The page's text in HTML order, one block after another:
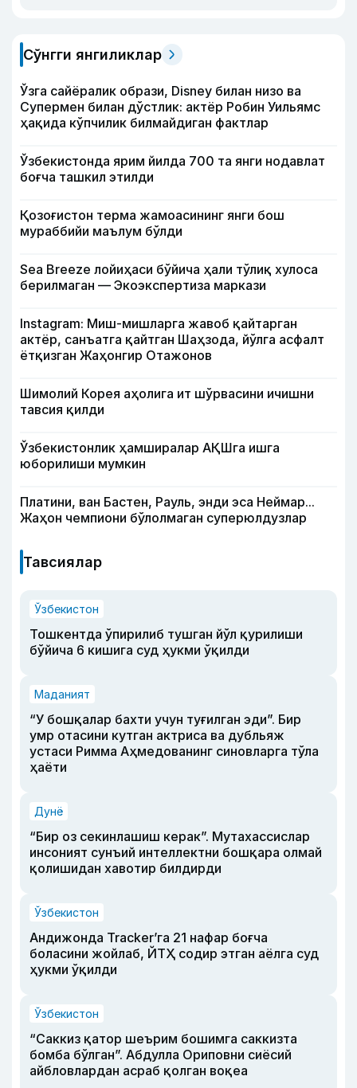
Сўнгги янгиликлар
Ўзга сайёралик образи, Disney билан низо ва
Супермен билан дўстлик: актёр Робин Уильямс
ҳақида кўпчилик билмайдиган фактлар
Ўзбекистонда ярим йилда 700 та янги нодавлат
боғча ташкил этилди
Қозоғистон терма жамоасининг янги бош
мураббийи маълум бўлди
Sea Breeze лойиҳаси бўйича ҳали тўлиқ хулоса
берилмаган — Экоэкспертиза маркази
Instagram: Миш-мишларга жавоб қайтарган
актёр, санъатга қайтган Шаҳзода, йўлга асфалт
ётқизган Жаҳонгир Отажонов
Шимолий Корея аҳолига ит шўрвасини ичишни
тавсия қилди
Ўзбекистонлик ҳамширалар АҚШга ишга
юборилиши мумкин
Платини, ван Бастен, Рауль, энди эса Неймар...
Жаҳон чемпиони бўлолмаган суперюлдузлар
Тавсиялар
Ўзбекистон
Тошкентда ўпирилиб тушган йўл қурилиши
бўйича 6 кишига суд ҳукми ўқилди
Маданият
“У бошқалар бахти учун туғилган эди”. Бир
умр отасини кутган актриса ва дубльяж
устаси Римма Аҳмедованинг синовларга тўла
ҳаёти
Дунё
“Бир оз секинлашиш керак”. Мутахассислар
инсоният сунъий интеллектни бошқара олмай
қолишидан хавотир билдирди
Ўзбекистон
Андижонда Tracker’га 21 нафар боғча
боласини жойлаб, ЙТҲ содир этган аёлга суд
ҳукми ўқилди
Ўзбекистон
“Саккиз қатор шеърим бошимга саккизта
бомба бўлган”. Абдулла Ориповни сиёсий
айбловлардан асраб қолган воқеа